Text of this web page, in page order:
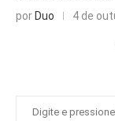
por Duo 4 de